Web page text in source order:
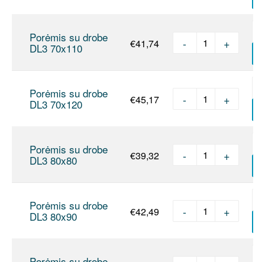
Porėmis su drobe
DL3 70x110 €41,74 produkto
- +
Porėmis su drobe
DL3 70x120 €45,17 produkto
- +
Porėmis su drobe
DL3 80x80 €39,32 produkto
- +
Porėmis su drobe
DL3 80x90 €42,49 produkto
- +